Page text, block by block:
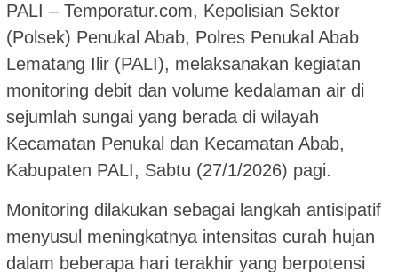
PALI – Temporatur.com, Kepolisian Sektor
(Polsek) Penukal Abab, Polres Penukal Abab
Lematang Ilir (PALI), melaksanakan kegiatan
monitoring debit dan volume kedalaman air di
sejumlah sungai yang berada di wilayah
Kecamatan Penukal dan Kecamatan Abab,
Kabupaten PALI, Sabtu (27/1/2026) pagi.
Monitoring dilakukan sebagai langkah antisipatif
menyusul meningkatnya intensitas curah hujan
dalam beberapa hari terakhir yang berpotensi